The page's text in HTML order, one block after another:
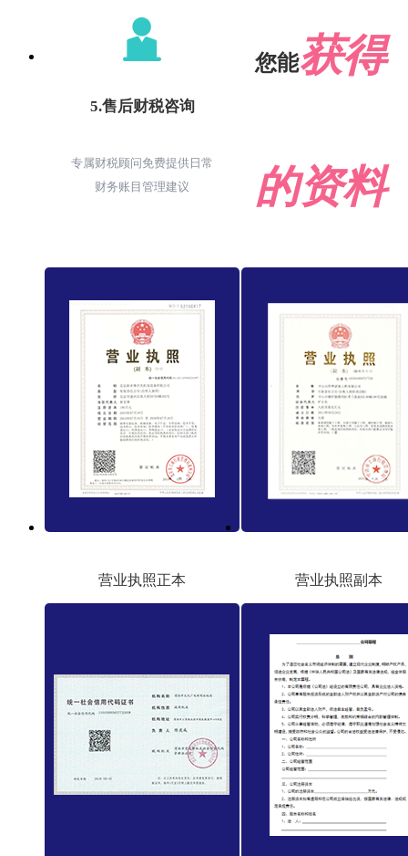
5.售后财税咨询
专属财税顾问免费提供日常
财务账目管理建议
您能获得
的资料
营业执照正本 营业执照副本